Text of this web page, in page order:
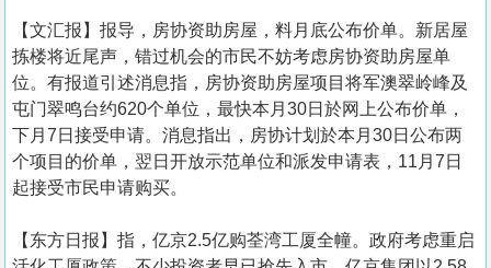
【文汇报】报导，房协资助房屋，料月底公布价单。新居屋
拣楼将近尾声，错过机会的市民不妨考虑房协资助房屋单
位。有报道引述消息指，房协资助房屋项目将军澳翠岭峰及
屯门翠鸣台约620个单位，最快本月30日於网上公布价单，
下月7日接受申请。消息指出，房协计划於本月30日公布两
个项目的价单，翌日开放示范单位和派发申请表，11月7日
起接受市民申请购买。
【东方日报】指，亿京2.5亿购荃湾工厦全幢。政府考虑重启